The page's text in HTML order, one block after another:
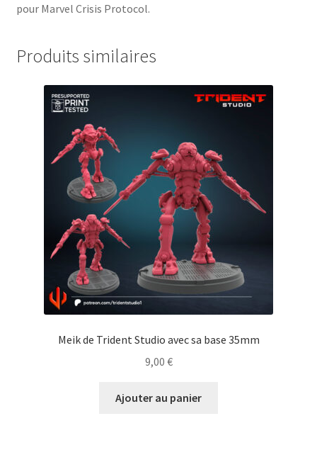
pour Marvel Crisis Protocol.
Produits similaires
Meik de Trident Studio avec sa base 35mm
9,00 €
Ajouter au panier